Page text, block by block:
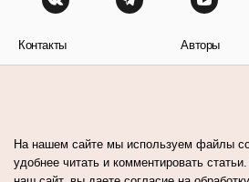
Контакты Авторы
На нашем сайте мы используем файлы
удобнее читать и комментировать